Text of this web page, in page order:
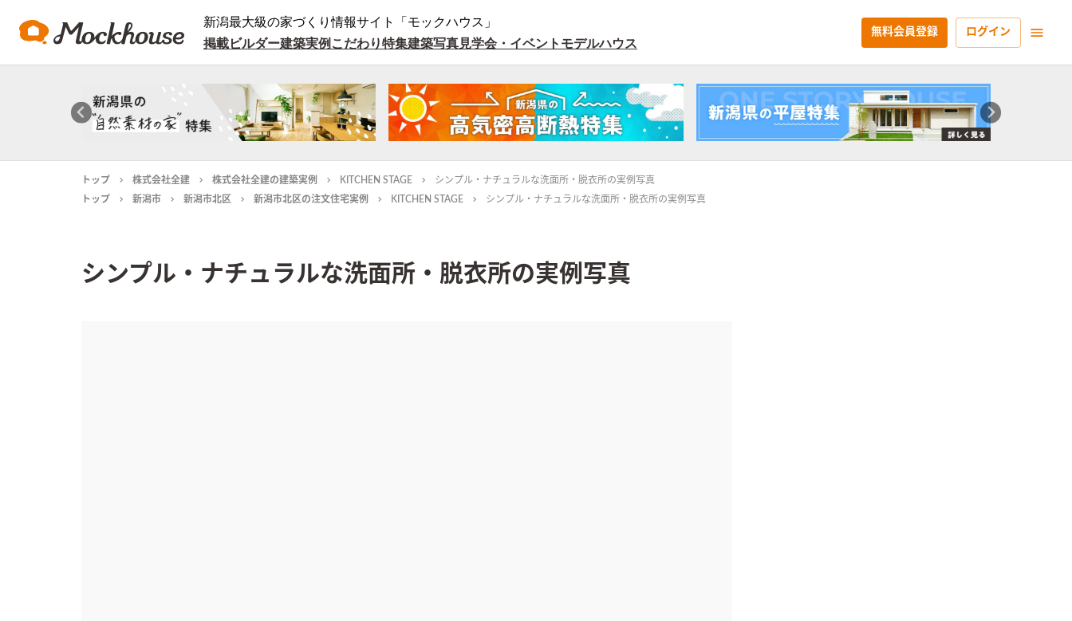
新潟最大級の家づくり情報サイト「モックハウス」
掲載ビルダー建築実例 こだわり特集建築写真見学会・イベント モデルハウス
無料会員登録 ログイン
トップ 株式会社全建 株式会社全建の建築実例 KITCHEN STAGE
シンプル・ナチュラルな洗面所・脱衣所の実例写真
トップ
新潟市 新潟市北区 新潟市北区の注文住宅実例 KITCHEN STAGE シンプル・ナチュラルな洗面所・脱衣所の実例写真
シンプル・ナチュラルな洗面所・脱衣所の実例写真